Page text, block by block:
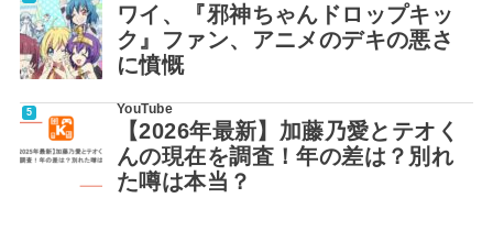
ワイ、『邪神ちゃんドロップキッ
ク』ファン、アニメのデキの悪さ
に憤慨
YouTube
【2026年最新】加藤乃愛とテオく
んの現在を調査！年の差は？別れ
た噂は本当？